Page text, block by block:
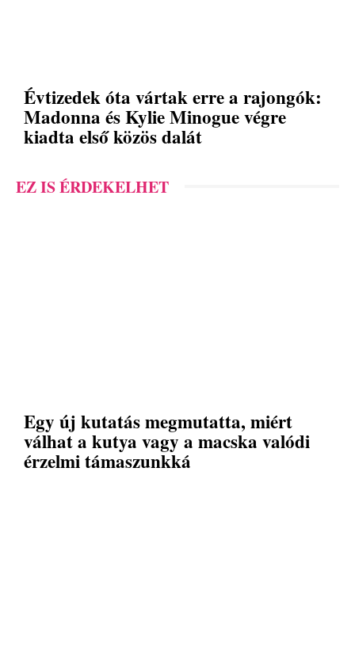
Évtizedek óta vártak erre a rajongók:
Madonna és Kylie Minogue végre
kiadta első közös dalát
EZ IS ÉRDEKELHET
Egy új kutatás megmutatta, miért
válhat a kutya vagy a macska valódi
érzelmi támaszunkká